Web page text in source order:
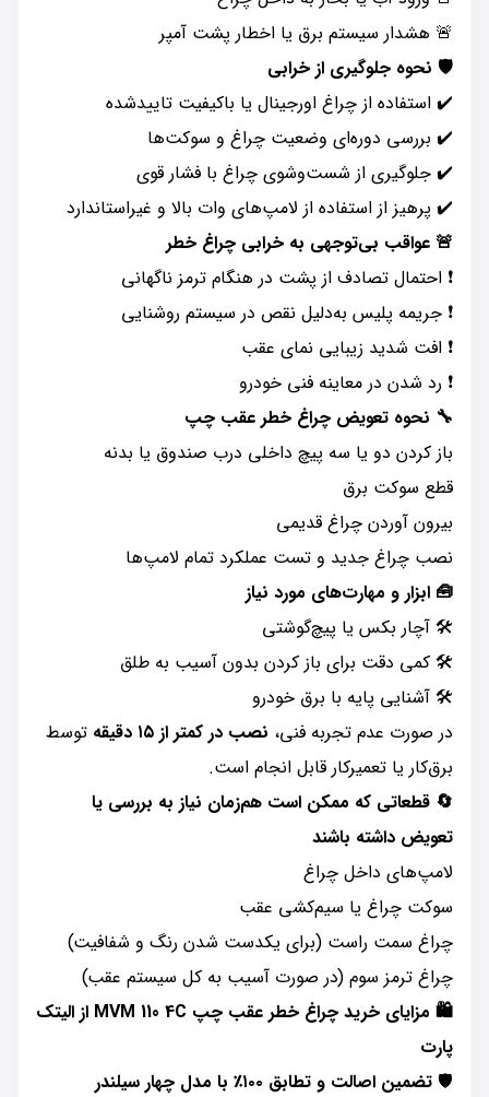
🚨 هشدار سیستم برق یا اخطار پشت آمپر
🛡️ نحوه جلوگیری از خرابی
✔️ استفاده از چراغ اورجینال یا باکیفیت تاییدشده
✔️ بررسی دوره‌ای وضعیت چراغ و سوکت‌ها
✔️ جلوگیری از شست‌وشوی چراغ با فشار قوی
✔️ پرهیز از استفاده از لامپ‌های وات بالا و غیراستاندارد
🚨 عواقب بی‌توجهی به خرابی چراغ خطر
❗ احتمال تصادف از پشت در هنگام ترمز ناگهانی
❗ جریمه پلیس به‌دلیل نقص در سیستم روشنایی
❗ افت شدید زیبایی نمای عقب
❗ رد شدن در معاینه فنی خودرو
🔧 نحوه تعویض چراغ خطر عقب چپ
باز کردن دو یا سه پیچ داخلی درب صندوق یا بدنه
قطع سوکت برق
بیرون آوردن چراغ قدیمی
نصب چراغ جدید و تست عملکرد تمام لامپ‌ها
🧰 ابزار و مهارت‌های مورد نیاز
🛠 آچار بکس یا پیچ‌گوشتی
🛠 کمی دقت برای باز کردن بدون آسیب به طلق
🛠 آشنایی پایه با برق خودرو
در صورت عدم تجربه فنی، نصب در کمتر از ۱۵ دقیقه
توسط
برق‌کار یا تعمیرکار قابل انجام است.
🔄 قطعاتی که ممکن است هم‌زمان نیاز به بررسی یا
تعویض داشته باشند
لامپ‌های داخل چراغ
سوکت چراغ یا سیم‌کشی عقب
چراغ سمت راست (برای یکدست شدن رنگ و شفافیت)
چراغ ترمز سوم (در صورت آسیب به کل سیستم عقب)
🛍️ مزایای خرید چراغ خطر عقب چپ MVM 110 4C از الیتک
پارت
🛡️ تضمین اصالت و تطابق ۱۰۰٪ با مدل چهار سیلندر